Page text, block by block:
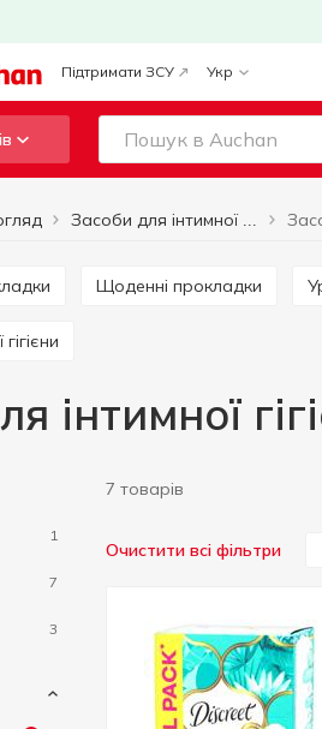
Підтримати ЗСУ Укр
Щоденні прокладки
інтимної
1
7
3
7 товарів
Очистити всі фільтри